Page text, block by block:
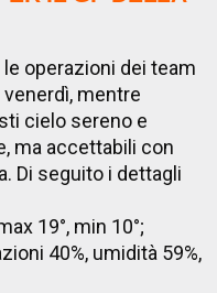
operazioni dei team
mentre
cielo sereno e
ma accettabili con
Di seguito i dettagli
19°, min 10°;
40%, umidità 59%,